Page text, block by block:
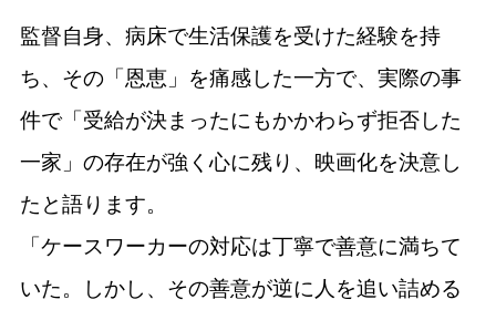
監督自身、病床で生活保護を受けた経験を持
ち、その「恩恵」を痛感した一方で、実際の事
件で「受給が決まったにもかかわらず拒否した
一家」の存在が強く心に残り、映画化を決意し
たと語ります。
「ケースワーカーの対応は丁寧で善意に満ちて
いた。しかし、その善意が逆に人を追い詰める